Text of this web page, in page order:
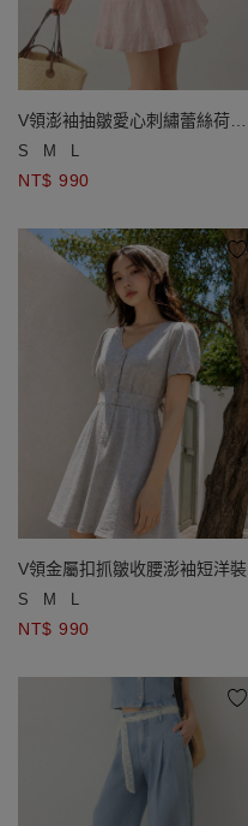
V領澎袖抽皺愛心刺繡蕾絲荷葉
邊短洋裝
S M L
NT$ 990
V領金屬扣抓皺收腰澎袖短洋裝
S M L
NT$ 990